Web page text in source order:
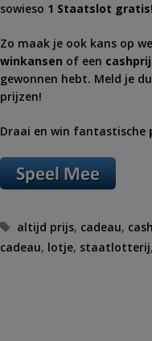
sowieso 1 Staatslot gratis
Zo maak je ook kans op
winkansen of een
gewonnen hebt. Meld je
prijzen!
Draai en win fantastische
Tags
altijd prijs, cadeau, cash
cadeau, lotje, staatlotterij,